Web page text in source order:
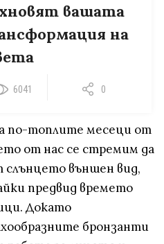
вашата
на
6041 0
по-топлите месеци от
от нас се стремим да
външен вид,
предвид времето
Докато
бронзанти